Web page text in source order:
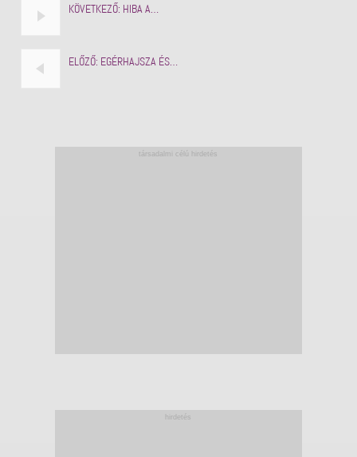
KÖVETKEZŐ: HIBA A…
ELŐZŐ: EGÉRHAJSZA ÉS…
társadalmi célú hirdetés
hirdetés